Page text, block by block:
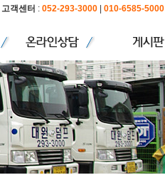
고객센터 : 052-293-3000 010-6585-5000